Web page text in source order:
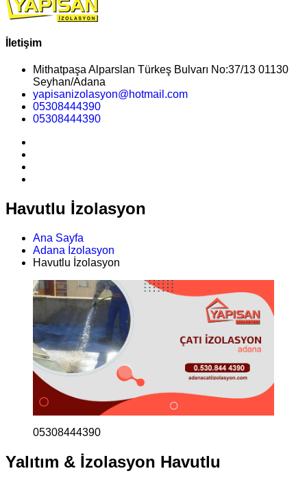
İletişim
Mithatpaşa Alparslan Türkeş Bulvarı No:37/13 01130
Seyhan/Adana
yapisanizolasyon@hotmail.com
05308444390
05308444390
Havutlu İzolasyon
Ana Sayfa
Adana İzolasyon
Havutlu İzolasyon
05308444390
Yalıtım & İzolasyon Havutlu